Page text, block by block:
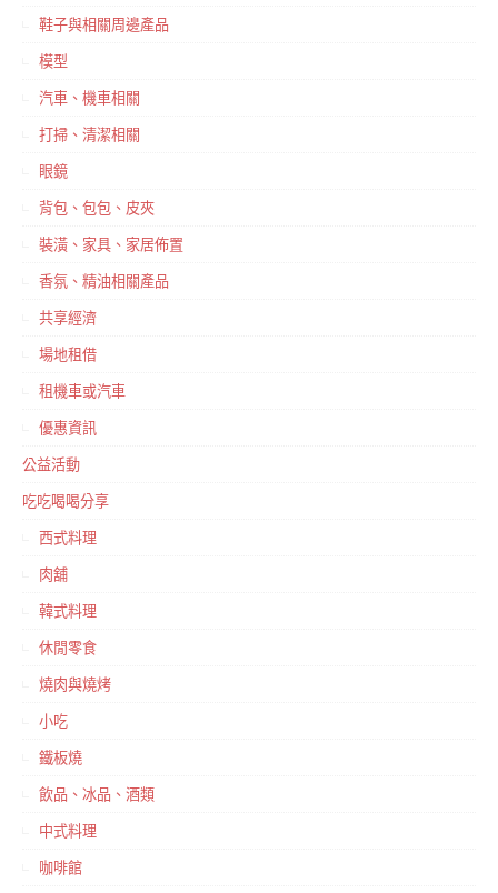
鞋子與相關周邊產品
模型
汽車、機車相關
打掃、清潔相關
眼鏡
背包、包包、皮夾
裝潢、家具、家居佈置
香氛、精油相關產品
共享經濟
場地租借
租機車或汽車
優惠資訊
公益活動
吃吃喝喝分享
西式料理
肉舖
韓式料理
休閒零食
燒肉與燒烤
小吃
鐵板燒
飲品、冰品、酒類
中式料理
咖啡館